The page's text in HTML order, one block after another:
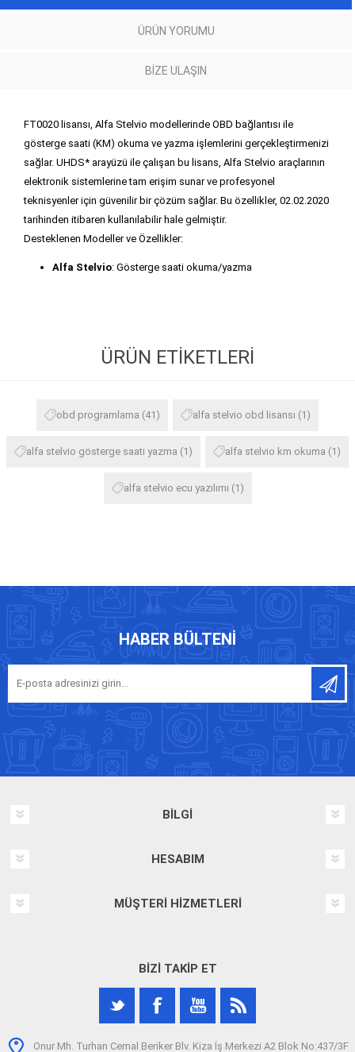
ÜRÜN YORUMU
BIZE ULAŞIN
FT0020 lisansı, Alfa Stelvio modellerinde OBD bağlantısı ile
gösterge saati (KM) okuma ve yazma işlemlerini gerçekleştirmenizi
sağlar. UHDS* arayüzü ile çalışan bu lisans, Alfa Stelvio araçlarının
elektronik sistemlerine tam erişim sunar ve profesyonel
teknisyenler için güvenilir bir çözüm sağlar. Bu özellikler, 02.02.2020
tarihinden itibaren kullanılabilir hale gelmiştir.
Desteklenen Modeller ve Özellikler:
Alfa Stelvio: Gösterge saati okuma/yazma
ÜRÜN ETIKETLERI
obd programlama (41) alfa stelvio obd lisansı (1)
alfa stelvio gösterge saati yazma (1) alfa stelvio km okuma (1)
alfa stelvio ecu yazılımı (1)
HABER BÜLTENI
BILGI
HESABIM
MÜŞTERI HIZMETLERI
BIZI TAKIP ET
Onur Mh. Turhan Cemal Beriker Blv. Kiza İş Merkezi A2 Blok No:437/3F